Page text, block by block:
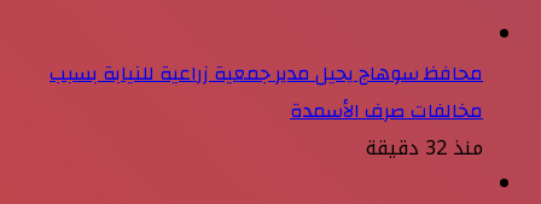
محافظ سوهاج يحيل مدير جمعية زراعية للنيابة بسبب
مخالفات صرف الأسمدة
منذ 32 دقيقة